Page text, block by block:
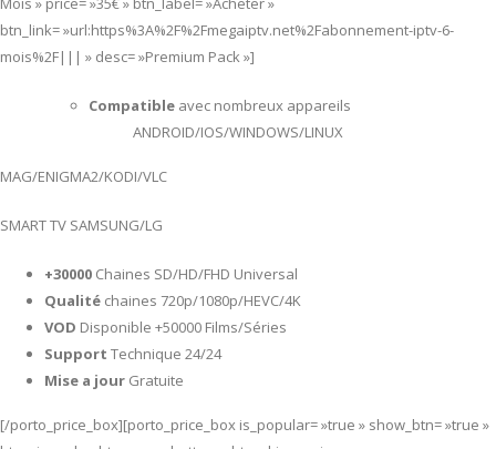
btn_link= »url:https%3A%2F%2Fmegaiptv.net%2Fabonnement-iptv-6-
mois%2F||| » desc= »Premium Pack »]
Compatible avec nombreux appareils
ANDROID/IOS/WINDOWS/LINUX
MAG/ENIGMA2/KODI/VLC
SMART TV SAMSUNG/LG
+30000 Chaines SD/HD/FHD Universal
Qualité chaines 720p/1080p/HEVC/4K
VOD Disponible +50000 Films/Séries
Support Technique 24/24
Mise a jour Gratuite
[/porto_price_box][porto_price_box is_popular= »true » show_btn= »true »